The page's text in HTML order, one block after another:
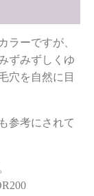
ラーですが、
ずみずしくゆ
穴を自然に目
参考にされて